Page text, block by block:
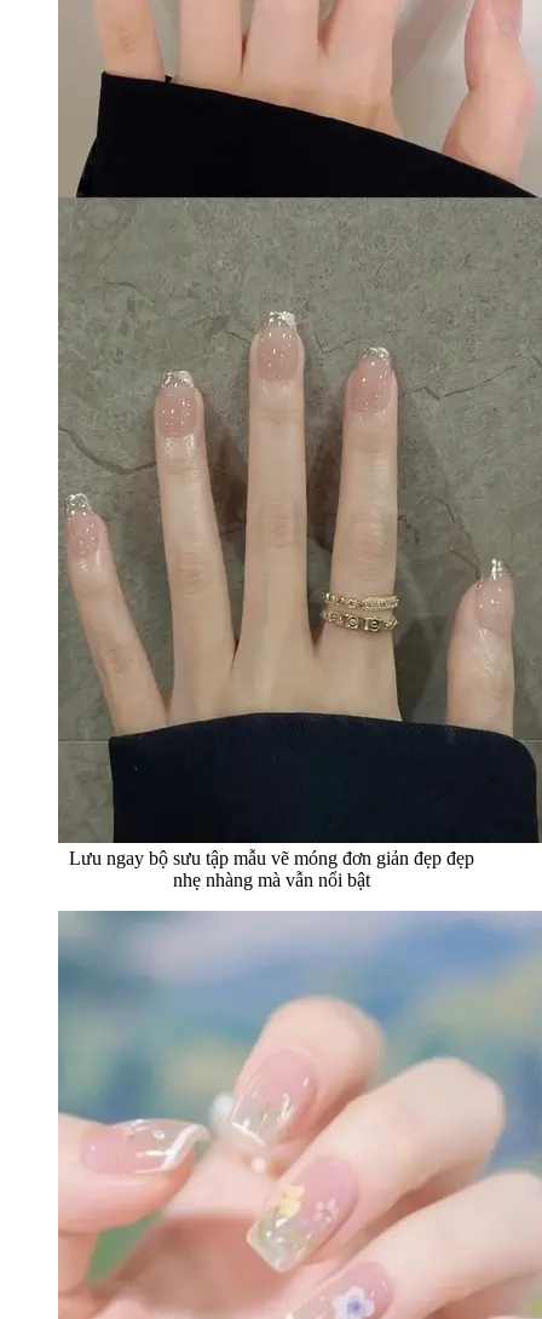
Lưu ngay bộ sưu tập mẫu vẽ móng đơn giản đẹp đẹp
nhẹ nhàng mà vẫn nổi bật